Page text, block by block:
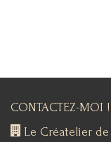
CONTACTEZ-MOI !
Le Créatelier